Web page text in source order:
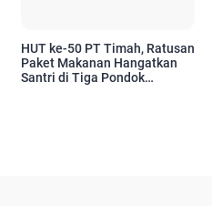
HUT ke-50 PT Timah, Ratusan
Paket Makanan Hangatkan
Santri di Tiga Pondok